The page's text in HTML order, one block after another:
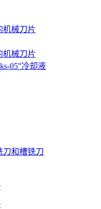
机械刀片
机械刀片
05”冷却液
刀和槽铣刀